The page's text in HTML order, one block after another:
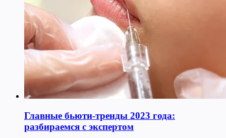
Главные бьюти-тренды 2023 года:
разбираемся с экспертом